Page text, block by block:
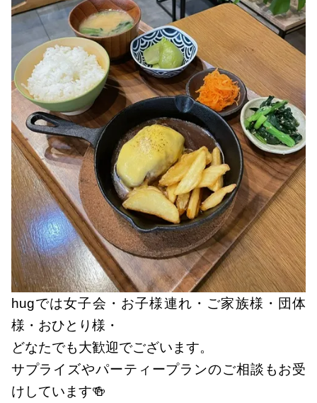
hugでは女子会・お子様連れ・ご家族様・団体
様・おひとり様・
どなたでも大歓迎でございます。
サプライズやパーティープランのご相談もお受
けしています🍻